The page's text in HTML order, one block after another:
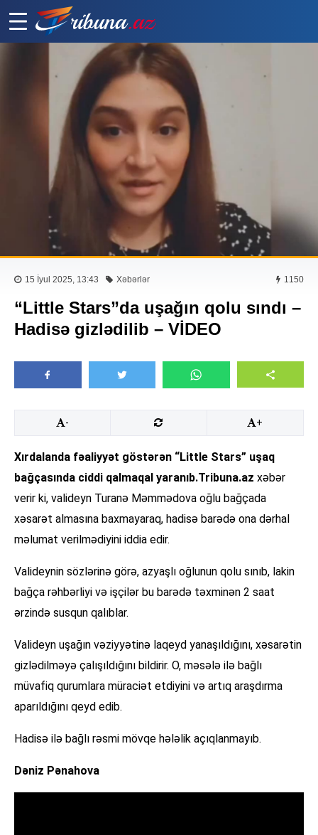
15 İyul 2025, 13:43 Xəbərlər 1150
“Little Stars”da uşağın qolu sındı –
Hadisə gizlədilib – VİDEO
- +
Xırdalanda fəaliyyət göstərən “Little Stars” uşaq
bağçasında ciddi qalmaqal yaranıb.Tribuna.az xəbər
verir ki, valideyn Turanə Məmmədova oğlu bağçada
xəsarət almasına baxmayaraq, hadisə barədə ona dərhal
məlumat verilmədiyini iddia edir.
Valideynin sözlərinə görə, azyaşlı oğlunun qolu sınıb, lakin
bağça rəhbərliyi və işçilər bu barədə təxminən 2 saat
ərzində susqun qalıblar.
Valideyn uşağın vəziyyətinə laqeyd yanaşıldığını, xəsarətin
gizlədilməyə çalışıldığını bildirir. O, məsələ ilə bağlı
müvafiq qurumlara müraciət etdiyini və artıq araşdırma
aparıldığını qeyd edib.
Hadisə ilə bağlı rəsmi mövqe hələlik açıqlanmayıb.
Dəniz Pənahova